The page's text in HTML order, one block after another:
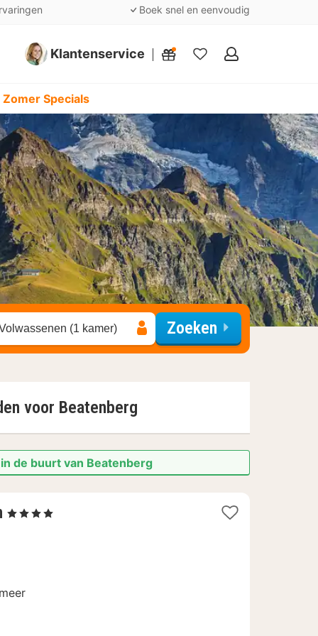
Boek snel en eenvoudig
Klantenservice
Mijn
Specials
(1 kamer) Zoeken
voor Beatenberg
de buurt van Beatenberg
1
, 4 Sterren